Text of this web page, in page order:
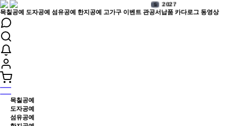
목칠공예 도자공예 섬유공예 한지공예 고가구 이벤트 관공서납품 카다로그 동영상
목칠공예
도자공예
섬유공예
6 1
7 11